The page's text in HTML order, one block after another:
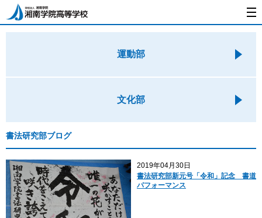
書法研究部ブログ
2019年04月30日
書法研究部新元号「令和」記念 書道
パフォーマンス
運動部
文化部